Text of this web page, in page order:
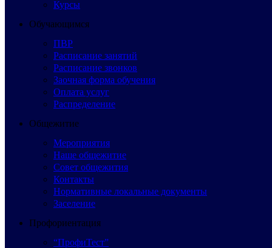
Курсы
Обучающимся
ПВР
Расписание занятий
Расписание звонков
Заочная форма обучения
Оплата услуг
Распределение
Общежитие
Мероприятия
Наше общежитие
Совет общежития
Контакты
Нормативные локальные документы
Заселение
Профориентация
“ПрофиТест”